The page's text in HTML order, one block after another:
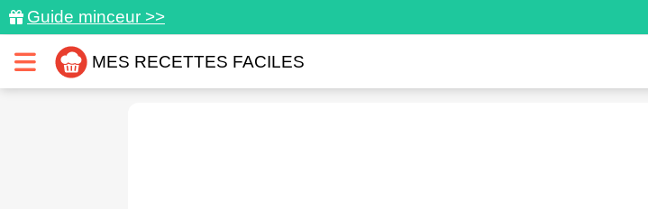
Guide minceur >>
MES RECETTES FACILES